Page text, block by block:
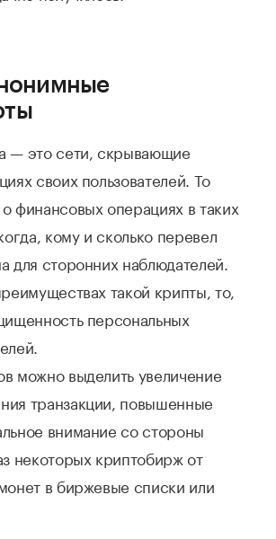
— это сети, скрывающие
своих пользователей. То
финансовых операциях в таких
кому и сколько перевел
для сторонних наблюдателей.
такой крипты, то,
персональных
можно выделить увеличение
транзакции, повышенные
внимание со стороны
некоторых криптобирж от
в биржевые списки или